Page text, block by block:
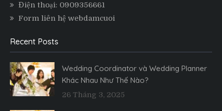
Điện thoại: 0909356661
Form liên hệ webdamcuoi
Recent Posts
Wedding Coordinator và Wedding Planner
Khác Nhau Như Thế Nào?
26 Tháng 3, 2025